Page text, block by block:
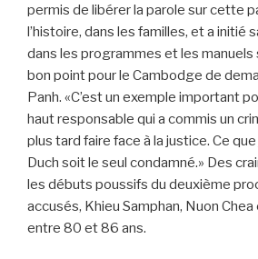
permis de libérer la parole sur cette
l’histoire, dans les familles, et a initié
dans les programmes et les manuels
bon point pour le Cambodge de
Panh. «C’est un exemple important
haut responsable qui a commis un
plus tard faire face à la justice. Ce que
Duch soit le seul condamné.» Des
les débuts poussifs du deuxième
accusés, Khieu Samphan, Nuon
entre 80 et 86 ans.